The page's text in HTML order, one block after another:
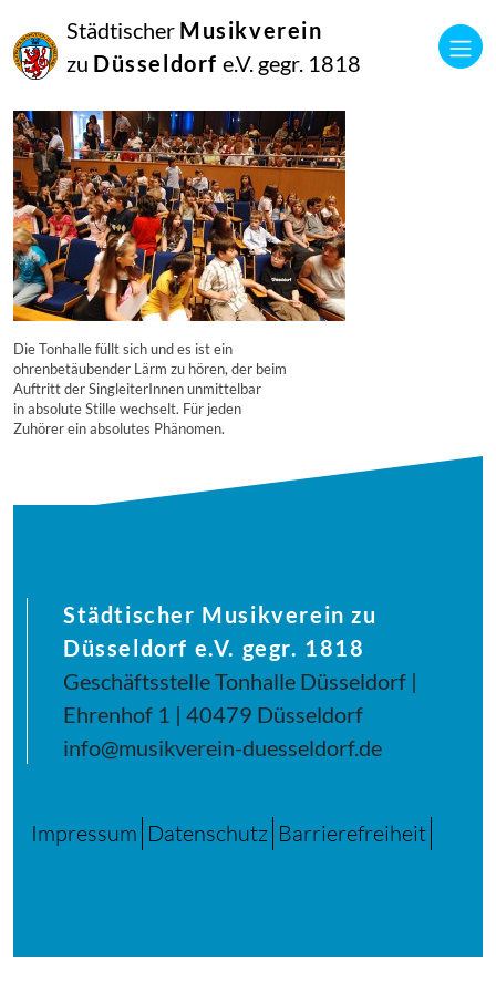
Städtischer Musikverein
zu Düsseldorf e.V. gegr. 1818
September
2014
Manfred Hill
Die Tonhalle füllt sich und es ist ein
ohrenbetäubender Lärm zu hören, der beim
Auftritt der SingleiterInnen unmittelbar
in absolute Stille wechselt. Für jeden
Zuhörer ein absolutes Phänomen.
Städtischer Musikverein zu
Düsseldorf e.V. gegr. 1818
Geschäftsstelle Tonhalle Düsseldorf |
Ehrenhof 1 | 40479 Düsseldorf
info@musikverein-duesseldorf.de
Impressum Datenschutz Barrierefreiheit